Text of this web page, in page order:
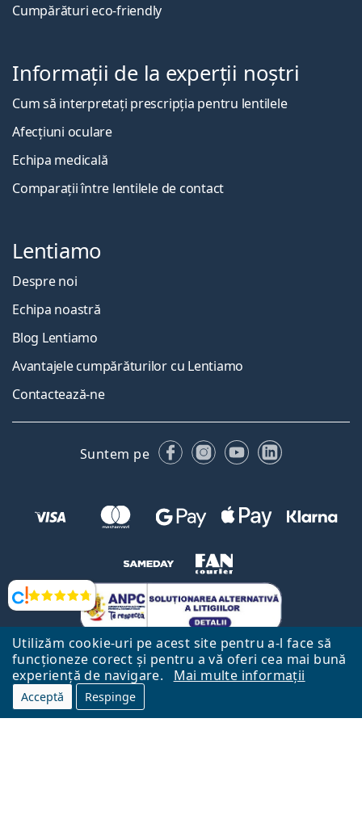
Utilizăm cookie-uri pe acest site pentru a-l face să
funcționeze corect și pentru a vă oferi cea mai bună
experiență de navigare.
Mai multe informații
Acceptă Respinge
Opinii
Cumpărături eco-friendly
Informații de la experții noștri
Cum să interpretați prescripția pentru lentilele
Afecțiuni oculare
Echipa medicală
Comparații între lentilele de contact
Lentiamo
Despre noi
Echipa noastră
Blog Lentiamo
Avantajele cumpărăturilor cu Lentiamo
Contactează-ne
Suntem pe FacebookInstagram
YouTubeLinkedIn
Către Pagina Principală
Mai sus